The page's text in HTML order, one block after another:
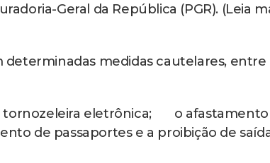
Geral da República (PGR). (Leia
determinadas medidas cautelares, entre
eletrônica; o afastamento
de passaportes e a proibição de